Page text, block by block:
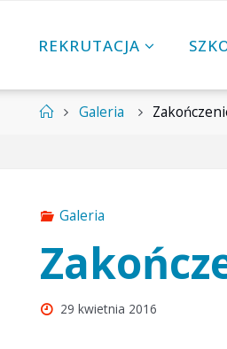
REKRUTACJA
StronaGaleria
Galeria
29 kwietnia 2016